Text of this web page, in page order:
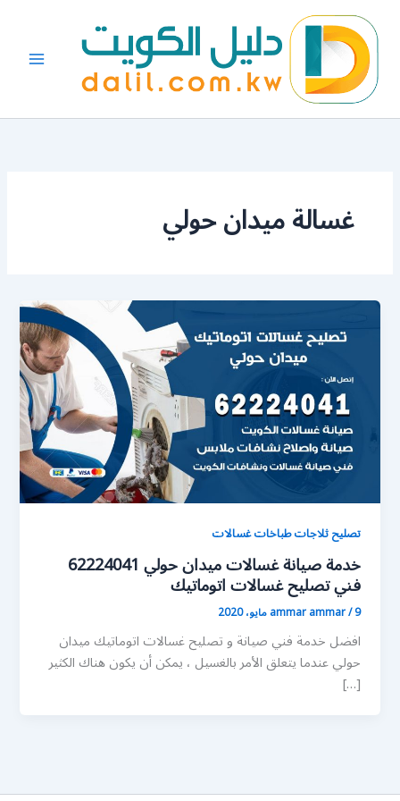
المحتوى
غسالة ميدان حولي
تصليح ثلاجات طباخات غسالات
خدمة صيانة غسالات ميدان حولي 62224041
فني تصليح غسالات اتوماتيك
ammar ammar/9 مايو، 2020
افضل خدمة فني صيانة و تصليح غسالات اتوماتيك ميدان
حولي عندما يتعلق الأمر بالغسيل ، يمكن أن يكون هناك الكثير
[…]